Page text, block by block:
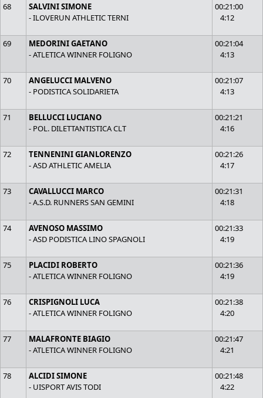
68
SALVINI SIMONE
- ILOVERUN ATHLETIC TERNI
00:21:00
4:12
69
MEDORINI GAETANO
- ATLETICA WINNER FOLIGNO
00:21:04
4:13
70
ANGELUCCI MALVENO
- PODISTICA SOLIDARIETA
00:21:07
4:13
71
BELLUCCI LUCIANO
- POL. DILETTANTISTICA CLT
00:21:21
4:16
72
TENNENINI GIANLORENZO
- ASD ATHLETIC AMELIA
00:21:26
4:17
73
CAVALLUCCI MARCO
- A.S.D. RUNNERS SAN GEMINI
00:21:31
4:18
74
AVENOSO MASSIMO
- ASD PODISTICA LINO SPAGNOLI
00:21:33
4:19
75
PLACIDI ROBERTO
- ATLETICA WINNER FOLIGNO
00:21:36
4:19
76
CRISPIGNOLI LUCA
- ATLETICA WINNER FOLIGNO
00:21:38
4:20
77
MALAFRONTE BIAGIO
- ATLETICA WINNER FOLIGNO
00:21:47
4:21
78
ALCIDI SIMONE
- UISPORT AVIS TODI
00:21:48
4:22